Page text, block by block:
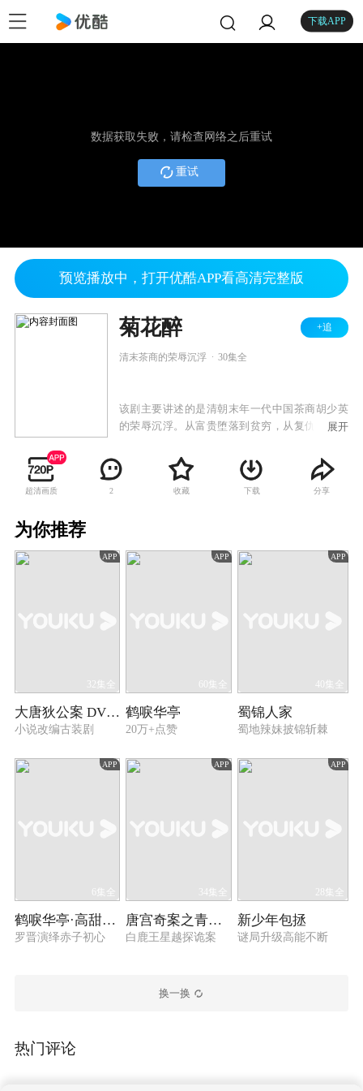
下载APP
数据获取失败，请检查网络之后重试
重试
预览播放中，打开优酷APP看高清完整版
菊花醉 +追
清末茶商的荣辱沉浮 30集全
该剧主要讲述的是清朝末年一代中国茶商胡少英
的荣辱沉浮。从富贵堕落到贫穷，从复仇到对仇
磨。该剧以安化黑茶为线索，交织一代茶商的爱
恨情仇，在广阔的历史文化背景下，刻画人道、
商道与茶道。
展开
超清画质 2 收藏 下载 分享
为你推荐
APP
32集全
大唐狄公案 DVD版
小说改编古装剧
APP
60集全
鹤唳华亭
20万+点赞
APP
40集全
蜀锦人家
蜀地辣妹披锦斩棘
APP
6集全
鹤唳华亭·高甜番外
罗晋演绎赤子初心
APP
34集全
唐宫奇案之青雾风鸣
白鹿王星越探诡案
APP
28集全
新少年包拯
谜局升级高能不断
换一换
热门评论